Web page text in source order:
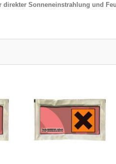
Sonneneinstrahlung und